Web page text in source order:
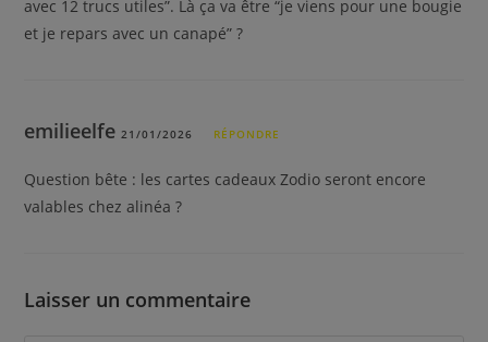
avec 12 trucs utiles”. Là ça va être “je viens pour une bougie
et je repars avec un canapé” ?
emilieelfe21/01/2026 RÉPONDRE
Question bête : les cartes cadeaux Zodio seront encore
valables chez alinéa ?
Laisser un commentaire